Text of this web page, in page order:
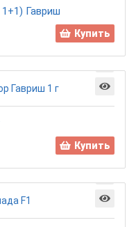
Гавриш
Купить
Купить